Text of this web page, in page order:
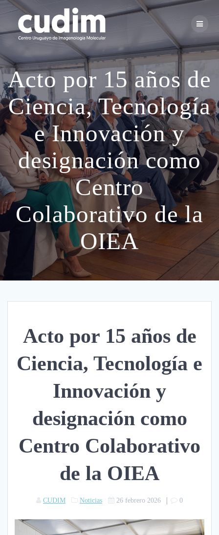
to
Acto por 15 años de
Ciencia, Tecnología
e Innovación y
designación como
Centro
Colaborativo de la
OIEA
Acto por 15 años de
Ciencia, Tecnología e
Innovación y
designación como
Centro Colaborativo
de la OIEA
CUDIM Noticias 26 febrero 2026 | 0